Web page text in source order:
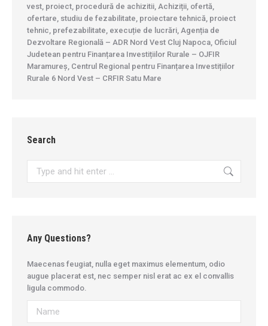
vest, proiect, procedură de achizitii, Achiziții, ofertă,
ofertare, studiu de fezabilitate, proiectare tehnică, proiect
tehnic, prefezabilitate, execuție de lucrări, Agenția de
Dezvoltare Regională – ADR Nord Vest Cluj Napoca, Oficiul
Judetean pentru Finanțarea Investițiilor Rurale – OJFIR
Maramureș, Centrul Regional pentru Finanțarea Investițiilor
Rurale 6 Nord Vest – CRFIR Satu Mare
Search
Any Questions?
Maecenas feugiat, nulla eget maximus elementum, odio
augue placerat est, nec semper nisl erat ac ex el convallis
ligula commodo.
Name